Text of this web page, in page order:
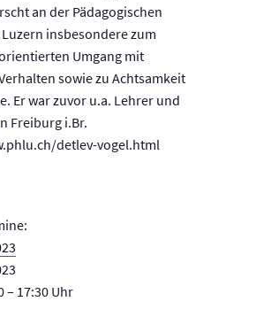
an der Pädagogischen
insbesondere zum
Umgang mit
sowie zu Achtsamkeit
Er war zuvor u.a. Lehrer und
Freiburg i.Br.
detlev-vogel.html
– 17:30 Uhr